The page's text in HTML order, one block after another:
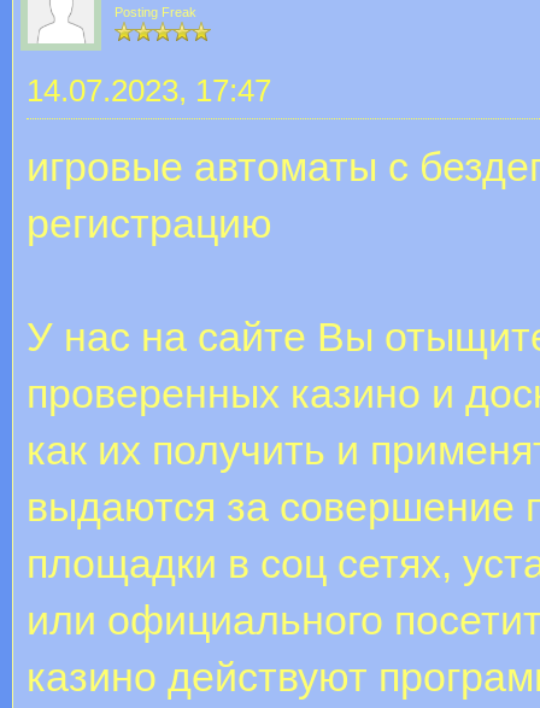
Posting Freak
14.07.2023, 17:47
игровые автоматы с
регистрацию
У нас на сайте Вы
проверенных казино и
как их получить и
выдаются за совершение
площадки в соц сетях,
или официального
казино действуют